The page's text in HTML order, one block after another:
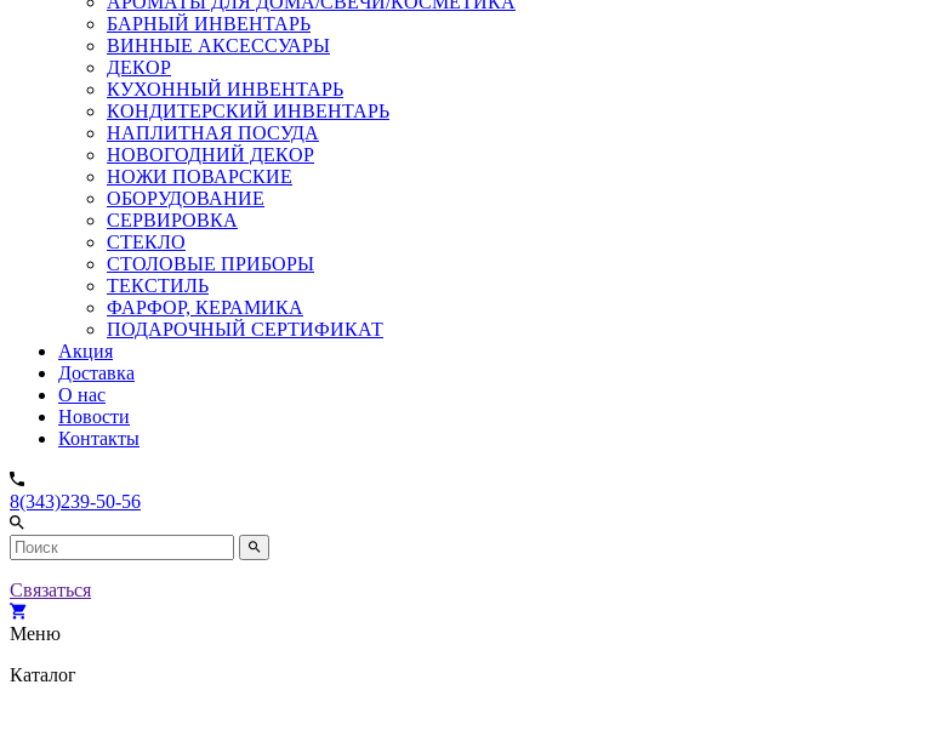
БАРНЫЙ ИНВЕНТАРЬ
ВИННЫЕ АКСЕССУАРЫ
ДЕКОР
КУХОННЫЙ ИНВЕНТАРЬ
КОНДИТЕРСКИЙ ИНВЕНТАРЬ
НАПЛИТНАЯ ПОСУДА
НОВОГОДНИЙ ДЕКОР
НОЖИ ПОВАРСКИЕ
ОБОРУДОВАНИЕ
СЕРВИРОВКА
СТЕКЛО
СТОЛОВЫЕ ПРИБОРЫ
ТЕКСТИЛЬ
ФАРФОР, КЕРАМИКА
ПОДАРОЧНЫЙ СЕРТИФИКАТ
Акция
Доставка
О нас
Новости
Контакты
8(343)239-50-56
Связаться
Меню
Каталог